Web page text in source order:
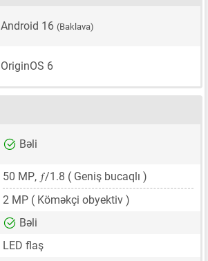
Android 16 (Baklava)
OriginOS 6
Bəli
50 MP, ƒ/1.8 ( Geniş bucaqlı )
2 MP ( Köməkçi obyektiv )
Bəli
LED flaş